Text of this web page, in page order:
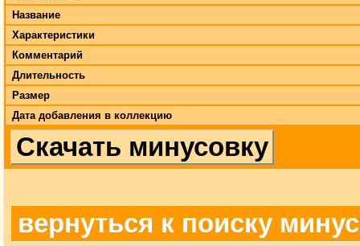
Название
Характеристики
Комментарий
Длительность
Размер
Дата добавления в коллекцию
Скачать минусовку
вернуться к поиску